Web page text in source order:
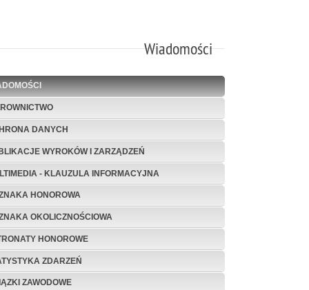
Wiadomości
DANYCH
WYROKÓW I ZARZĄDZEŃ
- KLAUZULA INFORMACYJNA
HONOROWA
OKOLICZNOŚCIOWA
HONOROWE
ZDARZEŃ
ZAWODOWE